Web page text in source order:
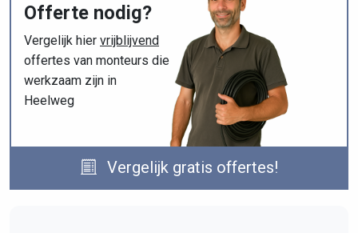
Offerte nodig?
Vergelijk hier vrijblijvend
offertes van monteurs die
werkzaam zijn in
Heelweg
Vergelijk gratis offertes!